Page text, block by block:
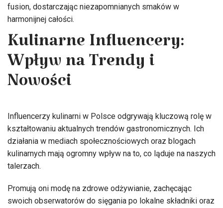
fusion, dostarczając niezapomnianych smaków w
harmonijnej całości.
Kulinarne Influencery:
Wpływ na Trendy i
Nowości
Influencerzy kulinarni w Polsce odgrywają kluczową rolę w
kształtowaniu aktualnych trendów gastronomicznych. Ich
działania w mediach społecznościowych oraz blogach
kulinarnych mają ogromny wpływ na to, co ląduje na naszych
talerzach.
Promują oni modę na zdrowe odżywianie, zachęcając
swoich obserwatorów do sięgania po lokalne składniki oraz